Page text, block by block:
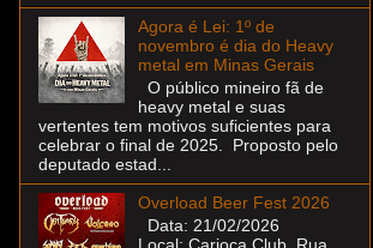
Agora é Lei: 1º de
novembro é dia do Heavy
metal em Minas Gerais
O público mineiro fã de
heavy metal e suas
vertentes tem motivos suficientes para
celebrar o final de 2025. Proposto pelo
deputado estad...
Overload Beer Fest 2026
Data: 21/02/2026